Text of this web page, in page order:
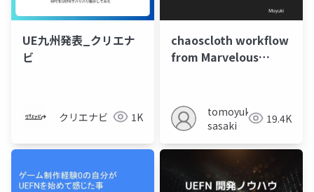
UE九州発表_クリエナ
ビ
クリエナビ 1K
chaoscloth workflow
from Marvelous
vol.2
tomoyuki
sasaki
19.4K